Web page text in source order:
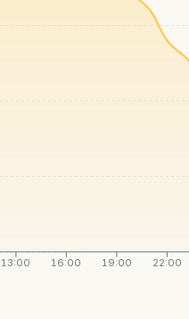
13:00 16:00 19:00 22:00